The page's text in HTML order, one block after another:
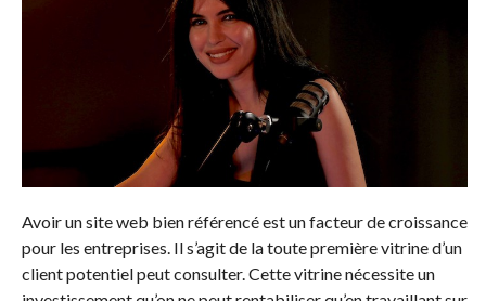
Avoir un site web bien référencé est un facteur de croissance
pour les entreprises. Il s’agit de la toute première vitrine d’un
client potentiel peut consulter. Cette vitrine nécessite un